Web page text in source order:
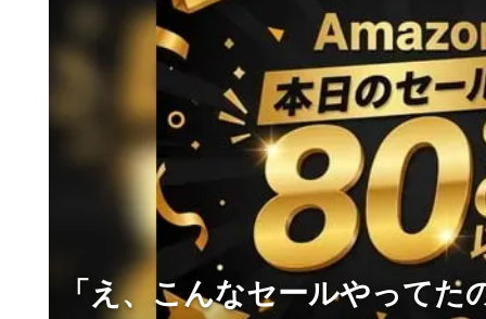
「え、こんなセールやってた